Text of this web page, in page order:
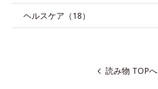
ヘルスケア（18）
読み物 TOPへ